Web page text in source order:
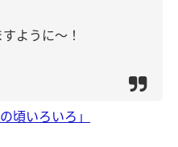
ように〜！
頃いろいろ」